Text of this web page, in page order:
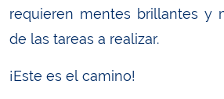
requieren mentes brillantes y
de las tareas a realizar.
¡Este es el camino!